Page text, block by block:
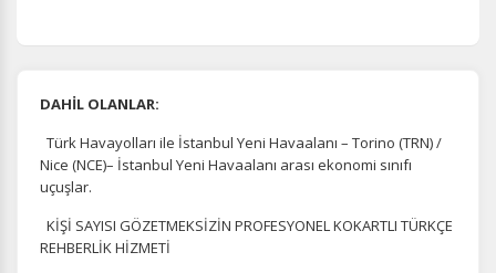
DAHİL OLANLAR:
Türk Havayolları ile İstanbul Yeni Havaalanı – Torino (TRN) /
Nice (NCE)– İstanbul Yeni Havaalanı arası ekonomi sınıfı
uçuşlar.
KİŞİ SAYISI GÖZETMEKSİZİN PROFESYONEL KOKARTLI TÜRKÇE
REHBERLİK HİZMETİ